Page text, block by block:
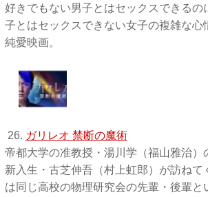
好きでもない男子とはセックスできるの
子とはセックスできない女子の複雑な心
純愛映画。
26. ガリレオ 禁断の魔術
帝都大学の准教授・湯川学（福山雅治）
新入生・古芝伸吾（村上虹郎）が訪ねて
は同じ高校の物理研究会の先輩・後輩と